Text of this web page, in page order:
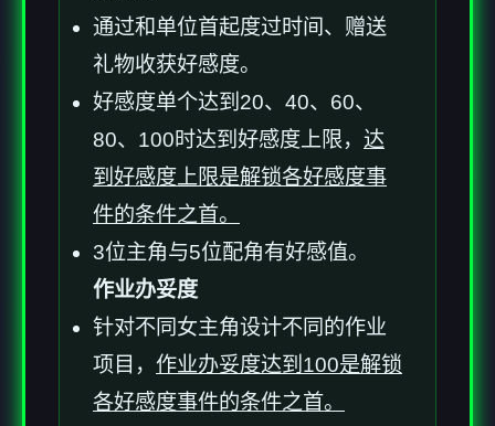
通过和单位首起度过时间、赠送
礼物收获好感度。
好感度单个达到20、40、60、
80、100时达到好感度上限， 达
到好感度上限是解锁各好感度事
件的条件之首。
3位主角与5位配角有好感值。
作业办妥度
针对不同女主角设计不同的作业
项目， 作业办妥度达到100是解锁
各好感度事件的条件之首。